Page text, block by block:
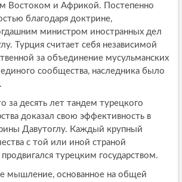
Востоком и Африкой. Постепенно
благодаря доктрине,
министром иностранных дел
Турция считает себя независимой
за объединение мусульманских
сообщества, наследника было
за десять лет тандем турецкого
доказал свою эффективность в
Давутоглу. Каждый крупный
с той или иной страной
турецким государством.
мышление, основанное на общей